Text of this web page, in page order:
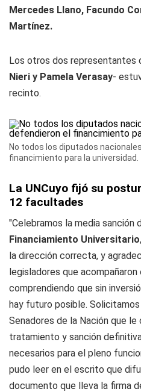
Mercedes Llano, Facundo
Martínez.
Los otros dos representantes
Nieri y Pamela Verasay-
recinto.
No todos los diputados
financimiento para la universidad.
La UNCuyo fijó su
12 facultades
"Celebramos la media sanción
Financiamiento Universitario
la dirección correcta, y
legisladores que
comprendiendo que sin
hay futuro posible. Solicitamos
Senadores de la Nación que
tratamiento y sanción
necesarios para el pleno
pudo leer en el escrito que
documento que lleva la firma